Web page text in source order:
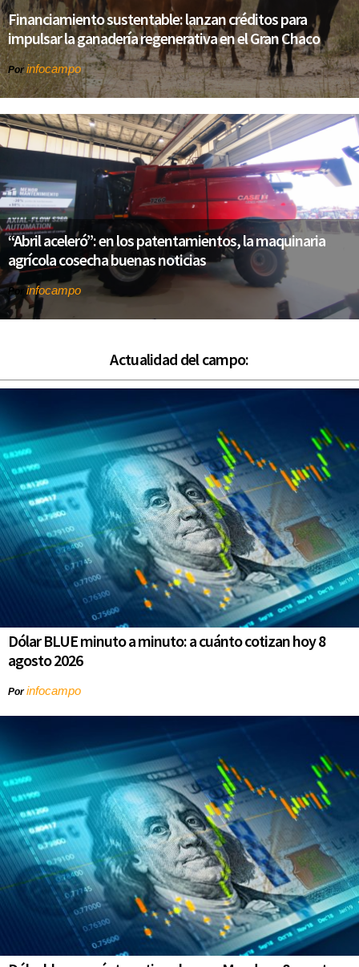
Financiamiento sustentable: lanzan créditos para
impulsar la ganadería regenerativa en el Gran Chaco
Porinfocampo
“Abril aceleró”: en los patentamientos, la maquinaria
agrícola cosecha buenas noticias
Por infocampo
Actualidad del campo:
Dólar BLUE minuto a minuto: a cuánto cotizan hoy 8
agosto 2026
Porinfocampo